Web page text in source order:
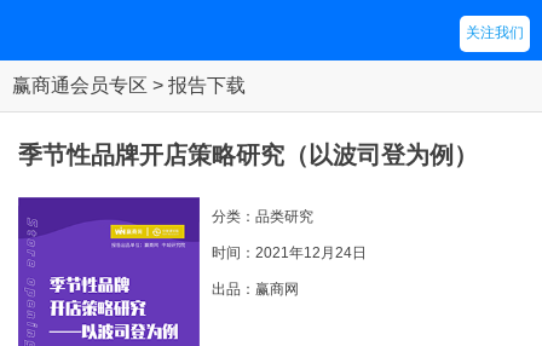
关注我们
赢商通会员专区 > 报告下载
季节性品牌开店策略研究（以波司登为例）
分类：品类研究
时间：2021年12月24日
出品：赢商网